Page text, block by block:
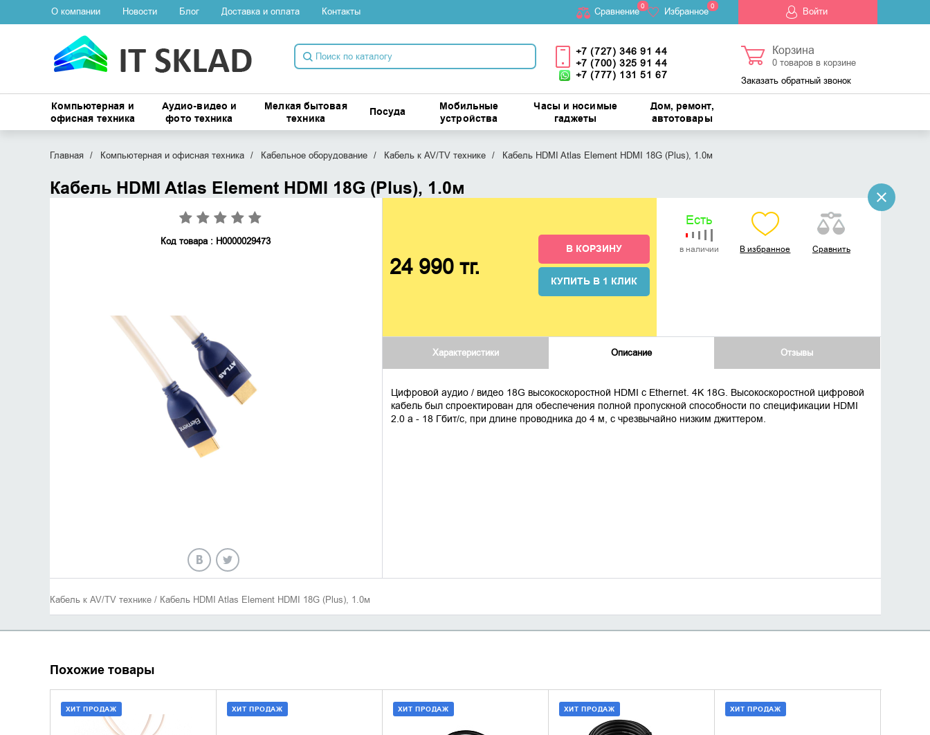
О компании Новости Блог Доставка и оплата Контакты Cравнение0 Избранное 0 Войти
+7 (727) 346 91 44
+7 (700) 325 91 44
+7 (777) 131 51 67
Корзина
0товаров в корзине
Заказать обратный звонок
Компьютерная и
офисная техника
Аудио-видео и
фото техника
Мелкая бытовая
техника
Посуда
Мобильные
устройства
Часы и носимые
гаджеты
Дом, ремонт,
автотовары
Главная Компьютерная и офисная техника Кабельное оборудование Кабель к AV/TV технике Кабель HDMI Atlas Element HDMI 18G (Plus), 1.0м
Кабель HDMI Atlas Element HDMI 18G (Plus), 1.0м
Код товара : Н0000029473
24 990 тг.
В КОРЗИНУ
КУПИТЬ В 1 КЛИК
Есть
в наличии В избранное Сравнить
Характеристики Описание Отзывы
Цифровой аудио / видео 18G высокоскоростной HDMI с Ethernet. 4K 18G. Высокоскоростной цифровой
кабель был спроектирован для обеспечения полной пропускной способности по спецификации HDMI
2.0 a - 18 Гбит/с, при длине проводника до 4 м, с чрезвычайно низким джиттером.
Кабель к AV/TV технике / Кабель HDMI Atlas Element HDMI 18G (Plus), 1.0м
Похожие товары
ХИТ ПРОДАЖ
ДОБАВИТЬ В КОРЗИНУ
ХИТ ПРОДАЖ ХИТ ПРОДАЖ
ДОБАВИТЬ В КОРЗИНУ
ХИТ ПРОДАЖ
ДОБАВИТЬ В КОРЗИНУ
ХИТ ПРОДАЖ